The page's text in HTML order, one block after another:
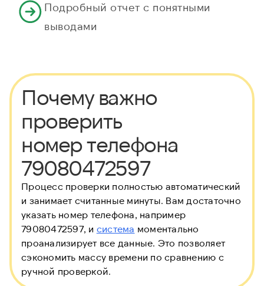
Подробный отчет с понятными
выводами
Почему важно
проверить
номер телефона
79080472597
Процесс проверки полностью автоматический
и занимает считанные минуты. Вам достаточно
указать номер телефона, например
79080472597, и система моментально
проанализирует все данные. Это позволяет
сэкономить массу времени по сравнению с
ручной проверкой.